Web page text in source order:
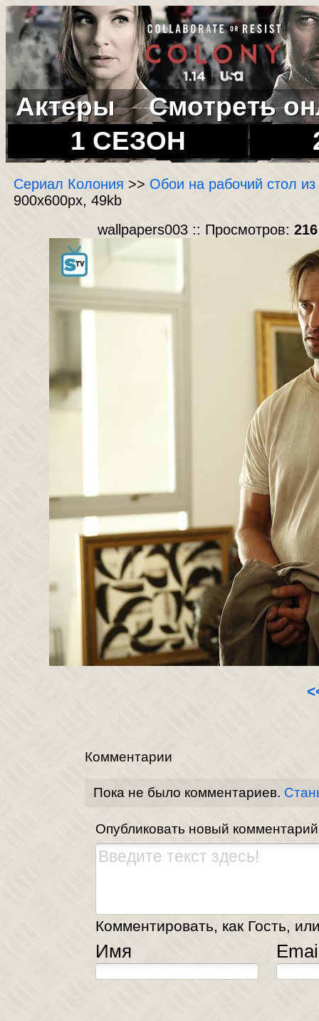
Актеры
Смотреть
1 СЕЗОН
Сериал Колония >> Обои на рабочий стол
900x600px, 49kb
wallpapers003 :: Просмотров: 216
Комментарии
Пока не было комментариев.
Опубликовать новый комментарий
Комментировать, как Гость,
Имя